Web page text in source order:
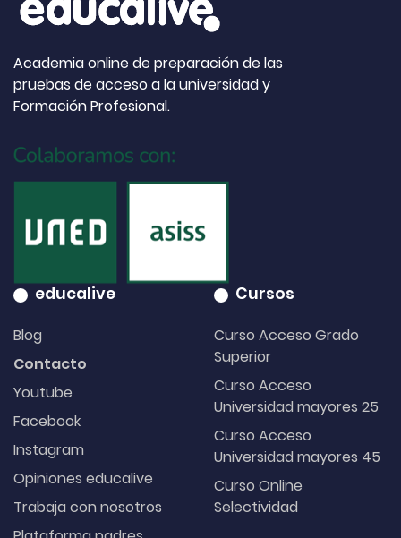
Academia online de preparación de las
pruebas de acceso a la universidad y
Formación Profesional.
educalive
Blog
Contacto
Youtube
Facebook
Instagram
Opiniones educalive
Trabaja con nosotros
Cursos
Curso Acceso Grado
Superior
Curso Acceso
Universidad mayores 25
Curso Acceso
Universidad mayores 45
Curso Online
Selectividad